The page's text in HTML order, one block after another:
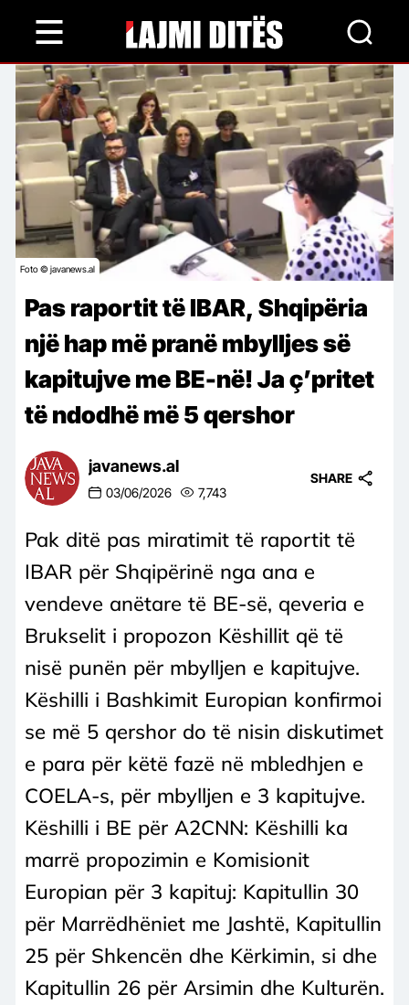
content
Foto © javanews.al
Pas raportit të IBAR, Shqipëria
një hap më pranë mbylljes së
kapitujve me BE-në! Ja ç’pritet
të ndodhë më 5 qershor
javanews.al
03/06/2026 7,743
SHARE
Pak ditë pas miratimit të raportit të
IBAR për Shqipërinë nga ana e
vendeve anëtare të BE-së, qeveria e
Brukselit i propozon Këshillit që të
nisë punën për mbylljen e kapitujve.
Këshilli i Bashkimit Europian konfirmoi
se më 5 qershor do të nisin diskutimet
e para për këtë fazë në mbledhjen e
COELA-s, për mbylljen e 3 kapitujve.
Këshilli i BE për A2CNN: Këshilli ka
marrë propozimin e Komisionit
Europian për 3 kapituj: Kapitullin 30
për Marrëdhëniet me Jashtë, Kapitullin
25 për Shkencën dhe Kërkimin, si dhe
Kapitullin 26 për Arsimin dhe Kulturën.